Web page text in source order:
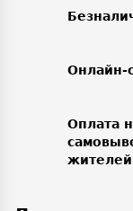
Онлайн-
Оплата